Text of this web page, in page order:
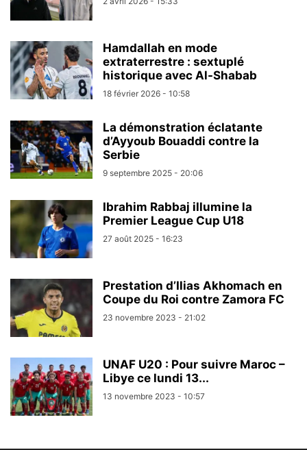
Hamdallah en mode
extraterrestre : sextuplé
historique avec Al-Shabab
18 février 2026 - 10:58
La démonstration éclatante
d’Ayyoub Bouaddi contre la
Serbie
9 septembre 2025 - 20:06
Ibrahim Rabbaj illumine la
Premier League Cup U18
27 août 2025 - 16:23
Prestation d’Ilias Akhomach en
Coupe du Roi contre Zamora FC
23 novembre 2023 - 21:02
UNAF U20 : Pour suivre Maroc –
Libye ce lundi 13...
13 novembre 2023 - 10:57